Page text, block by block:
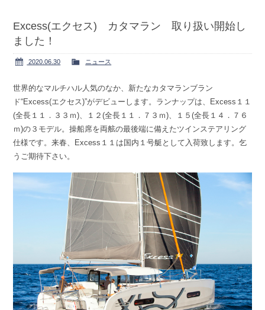
Excess(エクセス) カタマラン 取り扱い開始し
ました！
2020.06.30 ニュース
世界的なマルチハル人気のなか、新たなカタマランブラン
ド“Excess(エクセス)”がデビューします。ランナップは、Excess１１
(全長１１．３３ｍ)、１２(全長１１．７３ｍ)、１５(全長１４．７６
ｍ)の３モデル。操船席を両舷の最後端に備えたツインステアリング
仕様です。来春、Excess１１は国内１号艇として入荷致します。乞
うご期待下さい。